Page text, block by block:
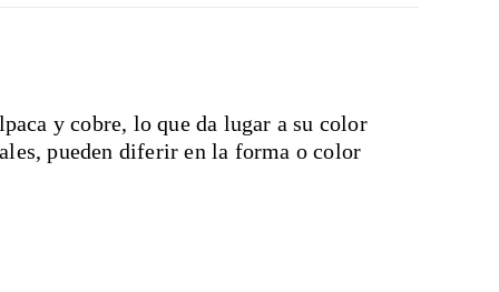
y cobre, lo que da lugar a su color
pueden diferir en la forma o color